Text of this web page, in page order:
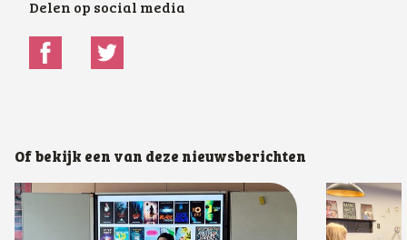
Delen op social media
Of bekijk een van deze nieuwsberichten